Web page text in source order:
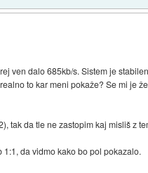
ven dalo 685kb/s. Sistem je
to kar meni pokaže? Se mi je
tak da tle ne zastopim kaj misliš z
da vidmo kako bo pol pokazalo.